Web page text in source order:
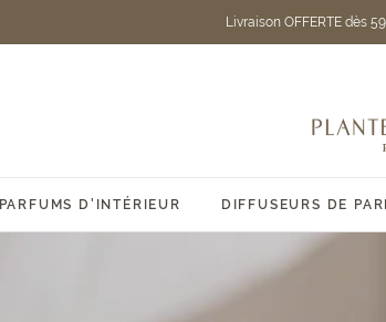
Livraison OFFERTE dès
Parfums
Provence
PARFUMS D'INTÉRIEUR DIFFUSEURS DE